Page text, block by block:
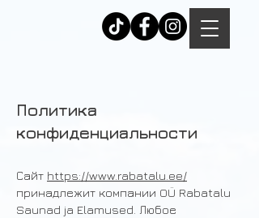
Политика
конфиденциальности
Сайт https://www.rabatalu.ee/
принадлежит компании OÜ Rabatalu
Saunad ja Elamused. Любое